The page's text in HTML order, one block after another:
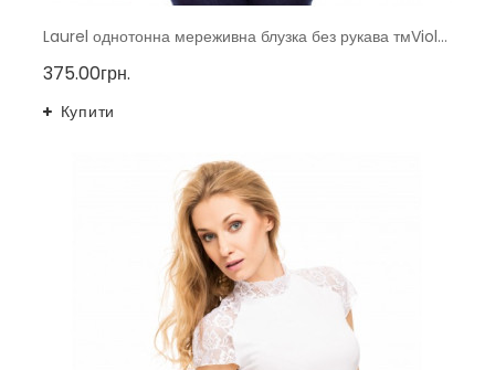
Laurel однотонна мереживна блузка без рукава тмViolana, Польща
375.00грн.
Купити